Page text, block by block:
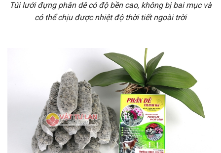
Túi lưới đựng phân dê có độ bền cao, không bị bai mục và
có thể chịu được nhiệt độ thời tiết ngoài trời